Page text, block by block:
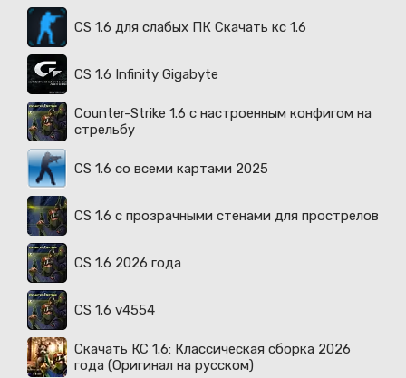
CS 1.6 для слабых ПК Скачать кс 1.6
CS 1.6 Infinity Gigabyte
Counter-Strike 1.6 с настроенным конфигом на
стрельбу
CS 1.6 со всеми картами 2025
CS 1.6 с прозрачными стенами для прострелов
CS 1.6 2026 года
CS 1.6 v4554
Скачать КС 1.6: Классическая сборка 2026
года (Оригинал на русском)